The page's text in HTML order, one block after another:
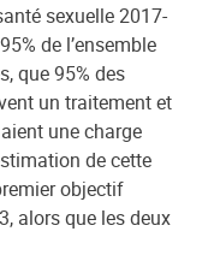
sexuelle 2017-
de l’ensemble
que 95% des
un traitement et
une charge
de cette
objectif
alors que les deux